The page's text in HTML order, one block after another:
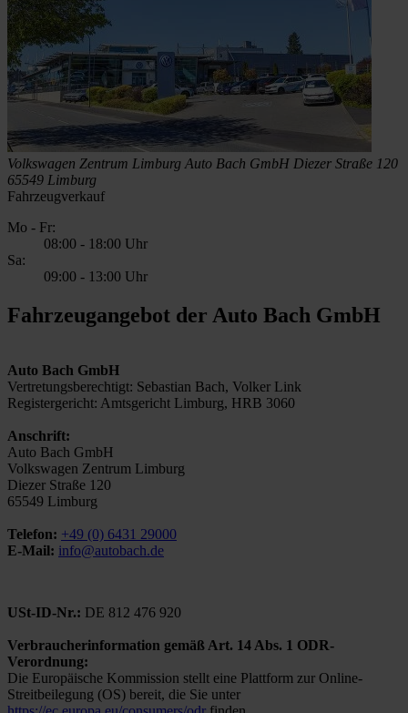
Volkswagen Zentrum Limburg Auto Bach GmbH Diezer Straße 120
65549 Limburg
Fahrzeugverkauf
Mo - Fr:
08:00 - 18:00 Uhr
Sa:
09:00 - 13:00 Uhr
Fahrzeugangebot der Auto Bach GmbH
Auto Bach GmbH
Vertretungsberechtigt: Sebastian Bach, Volker Link
Registergericht: Amtsgericht Limburg, HRB 3060
Anschrift:
Auto Bach GmbH
Volkswagen Zentrum Limburg
Diezer Straße 120
65549 Limburg
Telefon: +49 (0) 6431 29000
E-Mail: info@autobach.de
USt-ID-Nr.: DE 812 476 920
Verbraucherinformation gemäß Art. 14 Abs. 1 ODR-
Verordnung:
Die Europäische Kommission stellt eine Plattform zur Online-
Streitbeilegung (OS) bereit, die Sie unter